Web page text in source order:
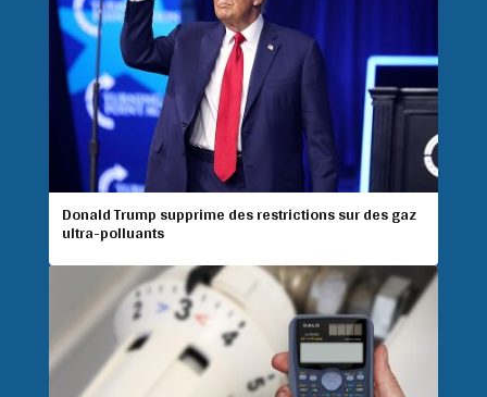
Donald Trump supprime des restrictions sur des gaz
ultra-polluants